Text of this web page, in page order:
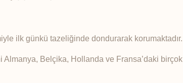
ilk günkü tazeliğinde dondurarak korumaktadır.
Almanya, Belçika, Hollanda ve Fransa’daki birçok